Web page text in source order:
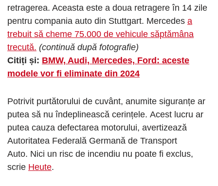
retragerea. Aceasta este a doua retragere în 14 zile
pentru compania auto din Stuttgart. Mercedes a
trebuit să cheme 75.000 de vehicule săptămâna
trecută. (continuă după fotografie)
Citiți și: BMW, Audi, Mercedes, Ford: aceste
modele vor fi eliminate din 2024
Potrivit purtătorului de cuvânt, anumite siguranțe ar
putea să nu îndeplinească cerințele. Acest lucru ar
putea cauza defectarea motorului, avertizează
Autoritatea Federală Germană de Transport
Auto. Nici un risc de incendiu nu poate fi exclus,
scrie Heute.